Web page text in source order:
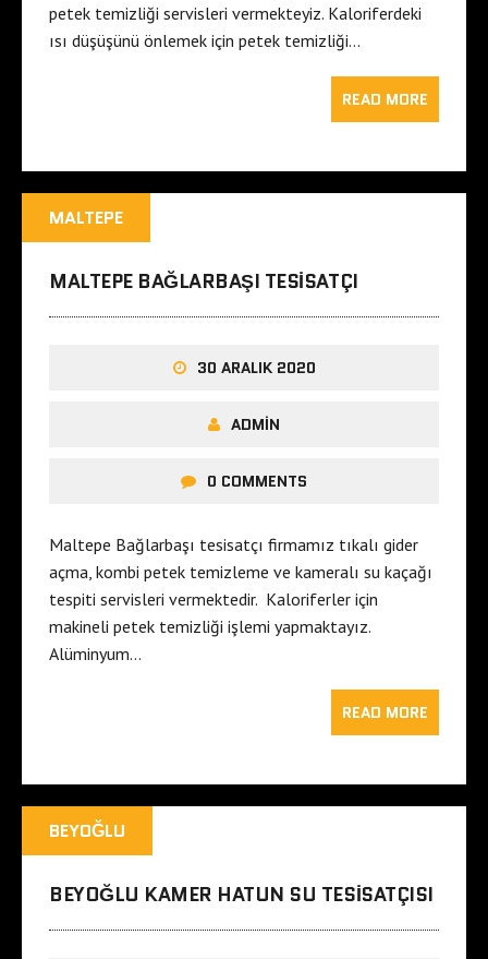
petek temizliği servisleri vermekteyiz. Kaloriferdeki
ısı düşüşünü önlemek için petek temizliği…
READ MORE
MALTEPE
MALTEPE BAĞLARBAŞI TESISATÇI
30 ARALIK 2020
ADMIN
0 COMMENTS
Maltepe Bağlarbaşı tesisatçı firmamız tıkalı gider
açma, kombi petek temizleme ve kameralı su kaçağı
tespiti servisleri vermektedir. Kaloriferler için
makineli petek temizliği işlemi yapmaktayız.
Alüminyum…
READ MORE
BEYOĞLU
BEYOĞLU KAMER HATUN SU TESISATÇISI